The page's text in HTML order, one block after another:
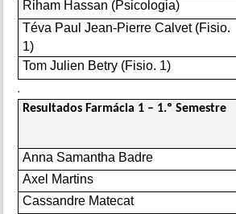
Riham Hassan (Psicologia)
Téva Paul Jean-Pierre Calvet (Fisio.
1)
Tom Julien Betry (Fisio. 1)
.
Resultados Farmácia 1 – 1.º Semestre
Anna Samantha Badre
Axel Martins
Cassandre Matecat